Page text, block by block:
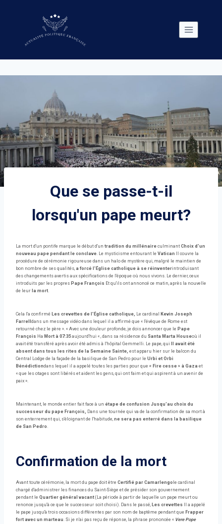
Que se passe-t-il
lorsqu'un pape meurt?
La mort d'un pontife marque le début d'un tradition du millénaire culminant Choix d'un
nouveau pape pendant le conclave. Le mysticisme entourant le Vatican
Il couvre la
procédure de cérémonie rigoureuse dans un halo de mystère qui, malgré le maintien de
bon nombre de ses qualités, a forcé l'Église catholique à se réinventerintroduisant
des changements avertis aux spécifications de l'époque où nous vivons. Le dernier, ceux
introduits par les propres Pape François Et qu'ils ont annoncé ce matin, après la nouvelle
de leur la mort.
Cela l'a confirmé Les crevettes de l'Église catholique, Le cardinal
Kevin Joseph
Farrell dans un message vidéo dans lequel il a affirmé que « l'évêque de Rome est
retourné chez le père ». « Avec une douleur profonde, je dois annoncer que le Pape
François Ha Mort à 07:35 aujourd'hui « , dans sa résidence du Santa Marta Houseoù il
avait été transféré après avoir été admis à l'hôpital Gemmelli. Le pape, qui
Il avait été
absent dans tous les rites de la Semaine Sainte, est apparu hier sur le balcon du
Central Lodge de la façade de la basilique de San Pedro pour le Urbi et Orbi
Bénédictiondans lequel il a appelé toutes les parties pour que « Fire cesse » à Gaza et
« que les otages sont libérés et aident les gens, qui ont faim et qui aspirent à un avenir de
paix ».
Maintenant, le monde entier fait face à un étape de confusion Jusqu'au choix du
successeur du pape François, Dans une tournée qui va de la confirmation de sa mort à
son enterrement qui, s'éloignant de l'habitude, ne sera pas enterré dans la basilique
de San Pedro.
Confirmation de la mort
Avant toute cérémonie, la mort du pape doit être Certifié par Camarlengo le cardinal
chargé d'administrer les finances du Saint-Siège et de présider son gouvernement
pendant le Quartier général vacant (La période à partir de laquelle un pape meurt ou
renonce jusqu'à ce que le successeur soit choisi). Dans le passé, Les crevettes Il a appelé
le pape jusqu'à trois occasions différentes par son nom de baptême pendant que Frapper
fort avec un marteau. Si je n'ai pas reçu de réponse, la phrase prononcée « Vere Pope